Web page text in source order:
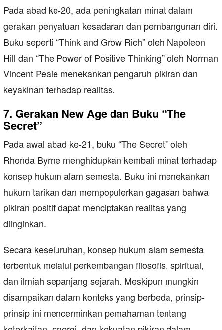
Pada abad ke-20, ada peningkatan minat dalam
gerakan penyatuan kesadaran dan pembangunan diri.
Buku seperti “Think and Grow Rich” oleh Napoleon
Hill dan “The Power of Positive Thinking” oleh Norman
Vincent Peale menekankan pengaruh pikiran dan
keyakinan terhadap realitas.
7. Gerakan New Age dan Buku “The
Secret”
Pada awal abad ke-21, buku “The Secret” oleh
Rhonda Byrne menghidupkan kembali minat terhadap
konsep hukum alam semesta. Buku ini menekankan
hukum tarikan dan mempopulerkan gagasan bahwa
pikiran positif dapat menciptakan realitas yang
diinginkan.
Secara keseluruhan, konsep hukum alam semesta
terbentuk melalui perkembangan filosofis, spiritual,
dan ilmiah sepanjang sejarah. Meskipun mungkin
disampaikan dalam konteks yang berbeda, prinsip-
prinsip ini mencerminkan pemahaman tentang